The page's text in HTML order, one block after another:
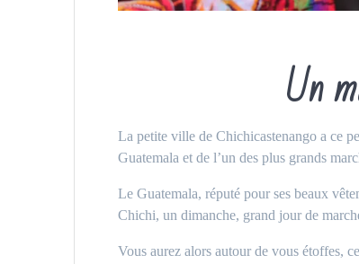
Un
La petite ville de Chichicastenango a ce
Guatemala et de l’un des plus grands
Le Guatemala, réputé pour ses beaux
Chichi, un dimanche, grand jour de
Vous aurez alors autour de vous étoffes,